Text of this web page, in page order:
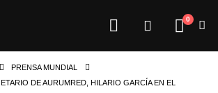
0
PRENSA MUNDIAL
DE AURUMRED, HILARIO GARCÍA EN EL